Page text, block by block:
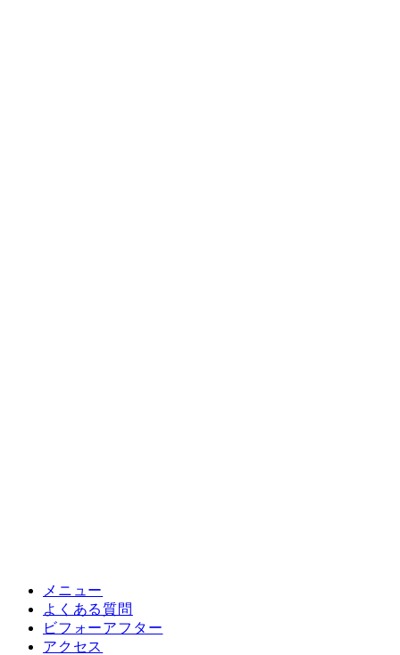
メニュー
よくある質問
ビフォーアフター
アクセス